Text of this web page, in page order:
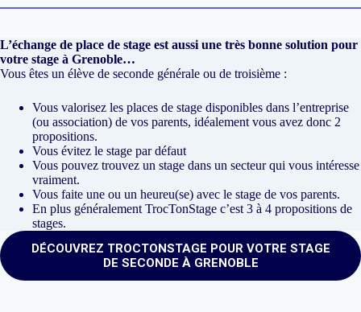
L’échange de place de stage est aussi une très bonne solution pour
votre stage à Grenoble…
Vous êtes un élève de seconde générale ou de troisième :
Vous valorisez les places de stage disponibles dans l’entreprise
(ou association) de vos parents, idéalement vous avez donc 2
propositions.
Vous évitez le stage par défaut
Vous pouvez trouvez un stage dans un secteur qui vous intéresse
vraiment.
Vous faite une ou un heureu(se) avec le stage de vos parents.
En plus généralement TrocTonStage c’est 3 à 4 propositions de
stages.
DÉCOUVREZ TROCTONSTAGE POUR VOTRE STAGE
DE SECONDE À GRENOBLE